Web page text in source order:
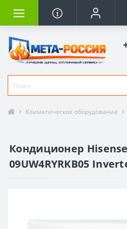
Климатическое оборудование
Кондиционер
09UW4RYRKB05